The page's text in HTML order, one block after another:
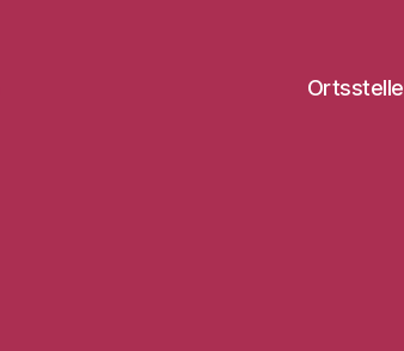
Ortsstelle